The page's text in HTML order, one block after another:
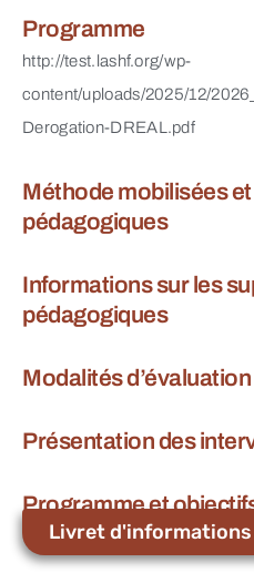
Programme
http://test.lashf.org/wp-
content/uploads/2025/12/
Derogation-DREAL.pdf
Méthode mobilisées
pédagogiques
Informations sur les
pédagogiques
Modalités d’évaluation
Présentation des
Programme et
Livret d'informations